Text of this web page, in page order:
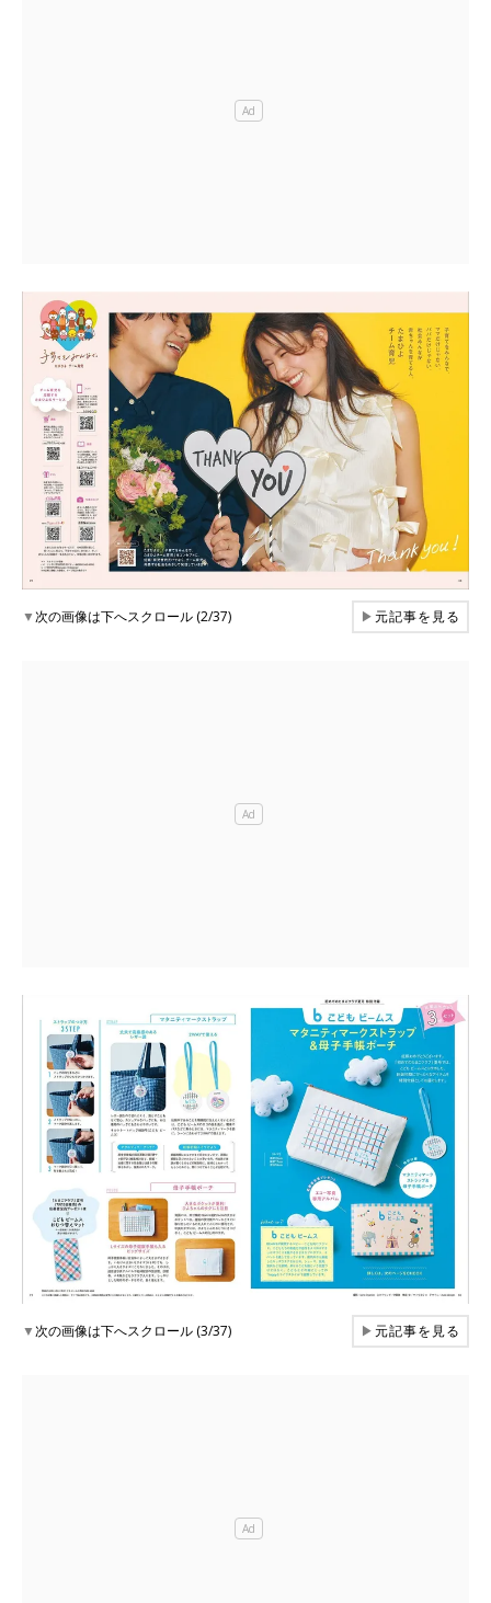
▼次の画像は下へスクロール (2/37) ▶元記事を見る
▼次の画像は下へスクロール (3/37) ▶元記事を見る